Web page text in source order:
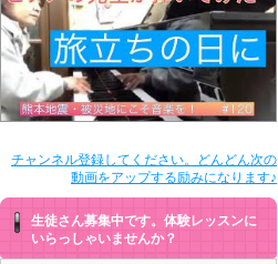
チャンネル登録してください。どんどん次の
動画をアップする励みになります♪
生徒さん募集中です。体験レッスンに
いらっしゃいませんか？